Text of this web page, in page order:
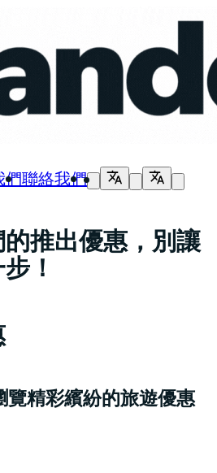
們聯絡我們
推出優惠，別讓
！
覽精彩繽紛的旅遊優惠